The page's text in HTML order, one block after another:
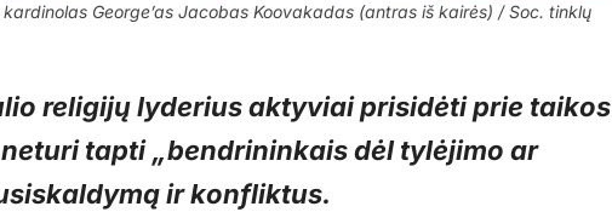
George’as Jacobas Koovakadas (antras iš kairės) / Soc. tinklų
religijų lyderius aktyviai prisidėti prie taikos
tapti „bendrininkais dėl tylėjimo ar
ir konfliktus.